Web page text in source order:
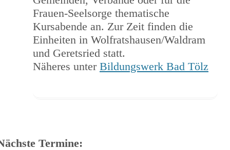
Frauen-Seelsorge thematische
Kursabende an. Zur Zeit finden die
Einheiten in Wolfratshausen/Waldram
und Geretsried statt.
Näheres unter Bildungswerk Bad Tölz
Termine: